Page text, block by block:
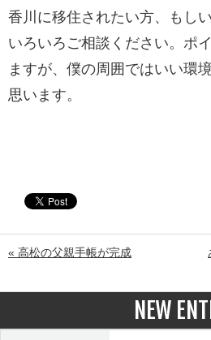
香川に移住されたい方、もし
いろいろご相談ください。ポ
ますが、僕の周囲ではいい環
思います。
« 高松の父親手帳が完成
NEW